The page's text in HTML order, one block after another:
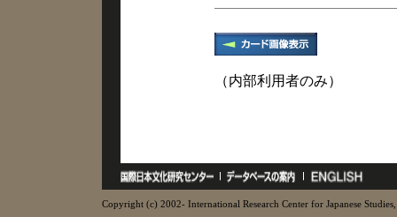
（内部利用者のみ）
Copyright (c) 2002- International Research Center for Japanese